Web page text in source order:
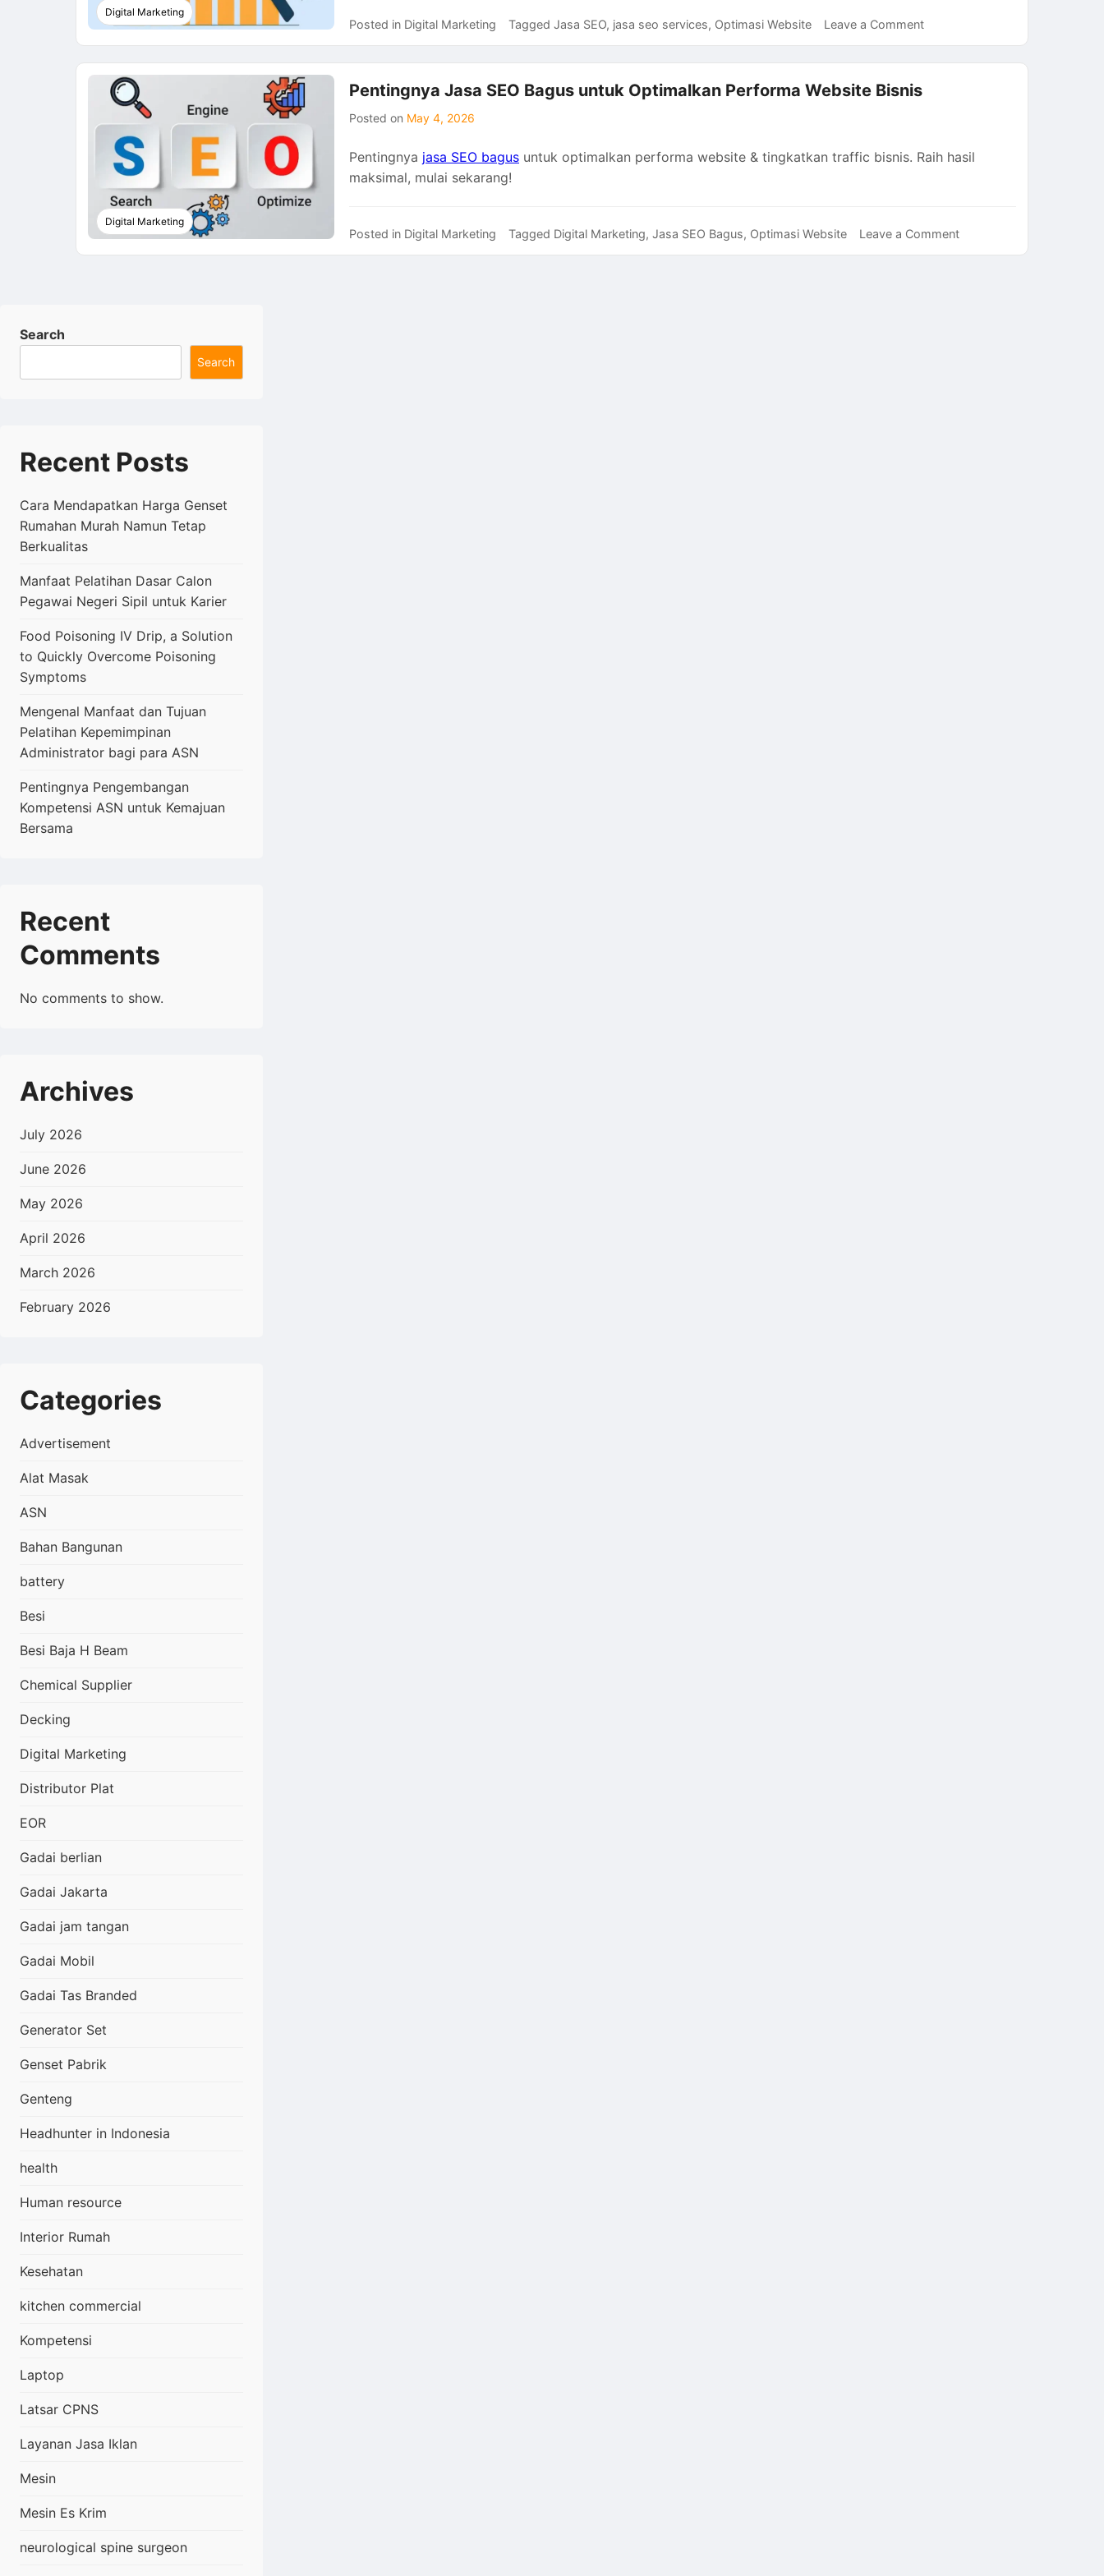
Digital Marketing
Posted in Digital Marketing Tagged Jasa SEO, jasa seo services, Optimasi Website Leave a Commenton
Jasa
SEO
Hasil
Digital Marketing
Pentingnya Jasa SEO Bagus untuk Optimalkan Performa Website Bisnis
Posted on May 4, 2026
Pentingnya jasa SEO bagus untuk optimalkan performa website & tingkatkan traffic bisnis. Raih hasil
maksimal, mulai sekarang!
Posted in Digital Marketing Tagged Digital Marketing, Jasa SEO Bagus, Optimasi Website Leave a Commenton
Pentingnya
Search
Search
Recent Posts
Cara Mendapatkan Harga Genset
Rumahan Murah Namun Tetap
Berkualitas
Manfaat Pelatihan Dasar Calon
Pegawai Negeri Sipil untuk Karier
Food Poisoning IV Drip, a Solution
to Quickly Overcome Poisoning
Symptoms
Mengenal Manfaat dan Tujuan
Pelatihan Kepemimpinan
Administrator bagi para ASN
Pentingnya Pengembangan
Kompetensi ASN untuk Kemajuan
Bersama
Recent
Comments
No comments to show.
Archives
July 2026
June 2026
May 2026
April 2026
March 2026
February 2026
Categories
Advertisement
Alat Masak
ASN
Bahan Bangunan
battery
Besi
Besi Baja H Beam
Chemical Supplier
Decking
Digital Marketing
Distributor Plat
EOR
Gadai berlian
Gadai Jakarta
Gadai jam tangan
Gadai Mobil
Gadai Tas Branded
Generator Set
Genset Pabrik
Genteng
Headhunter in Indonesia
health
Human resource
Interior Rumah
Kesehatan
kitchen commercial
Kompetensi
Laptop
Latsar CPNS
Layanan Jasa Iklan
Mesin
Mesin Es Krim
neurological spine surgeon